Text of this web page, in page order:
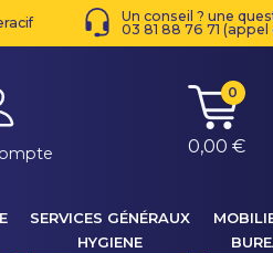
Un conseil ? une
03 81 88 76 71
0
0,00 €
SERVICES GÉNÉRAUX
HYGIENE